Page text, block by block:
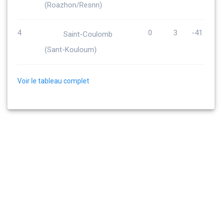
(Roazhon/Resnn)
4
Saint-Coulomb
(Sant-Kouloum)
0 3 -41
Voir le tableau complet